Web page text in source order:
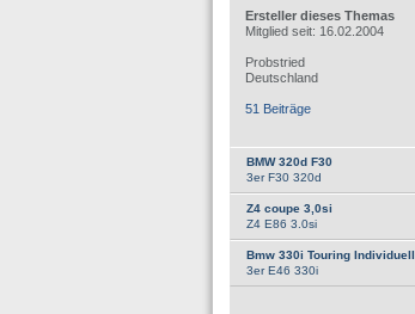
Ersteller dieses Themas
Mitglied seit: 16.02.2004
Probstried
Deutschland
51 Beiträge
BMW 320d F30
3er F30 320d
Z4 coupe 3,0si
Z4 E86 3.0si
Bmw 330i Touring Individuell
3er E46 330i